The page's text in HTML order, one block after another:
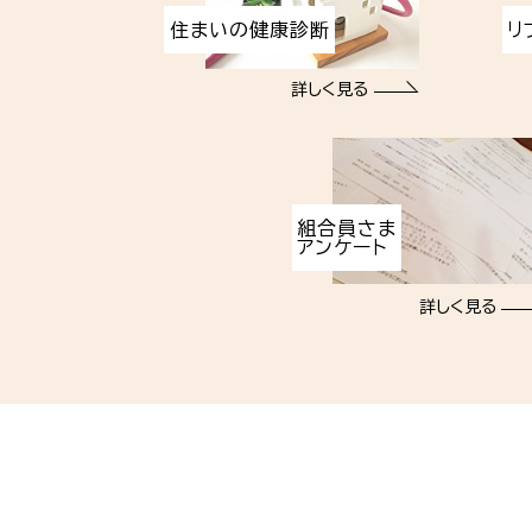
住まいの健康診断
詳しく見る
リ
組合員さま
アンケート
詳しく見る